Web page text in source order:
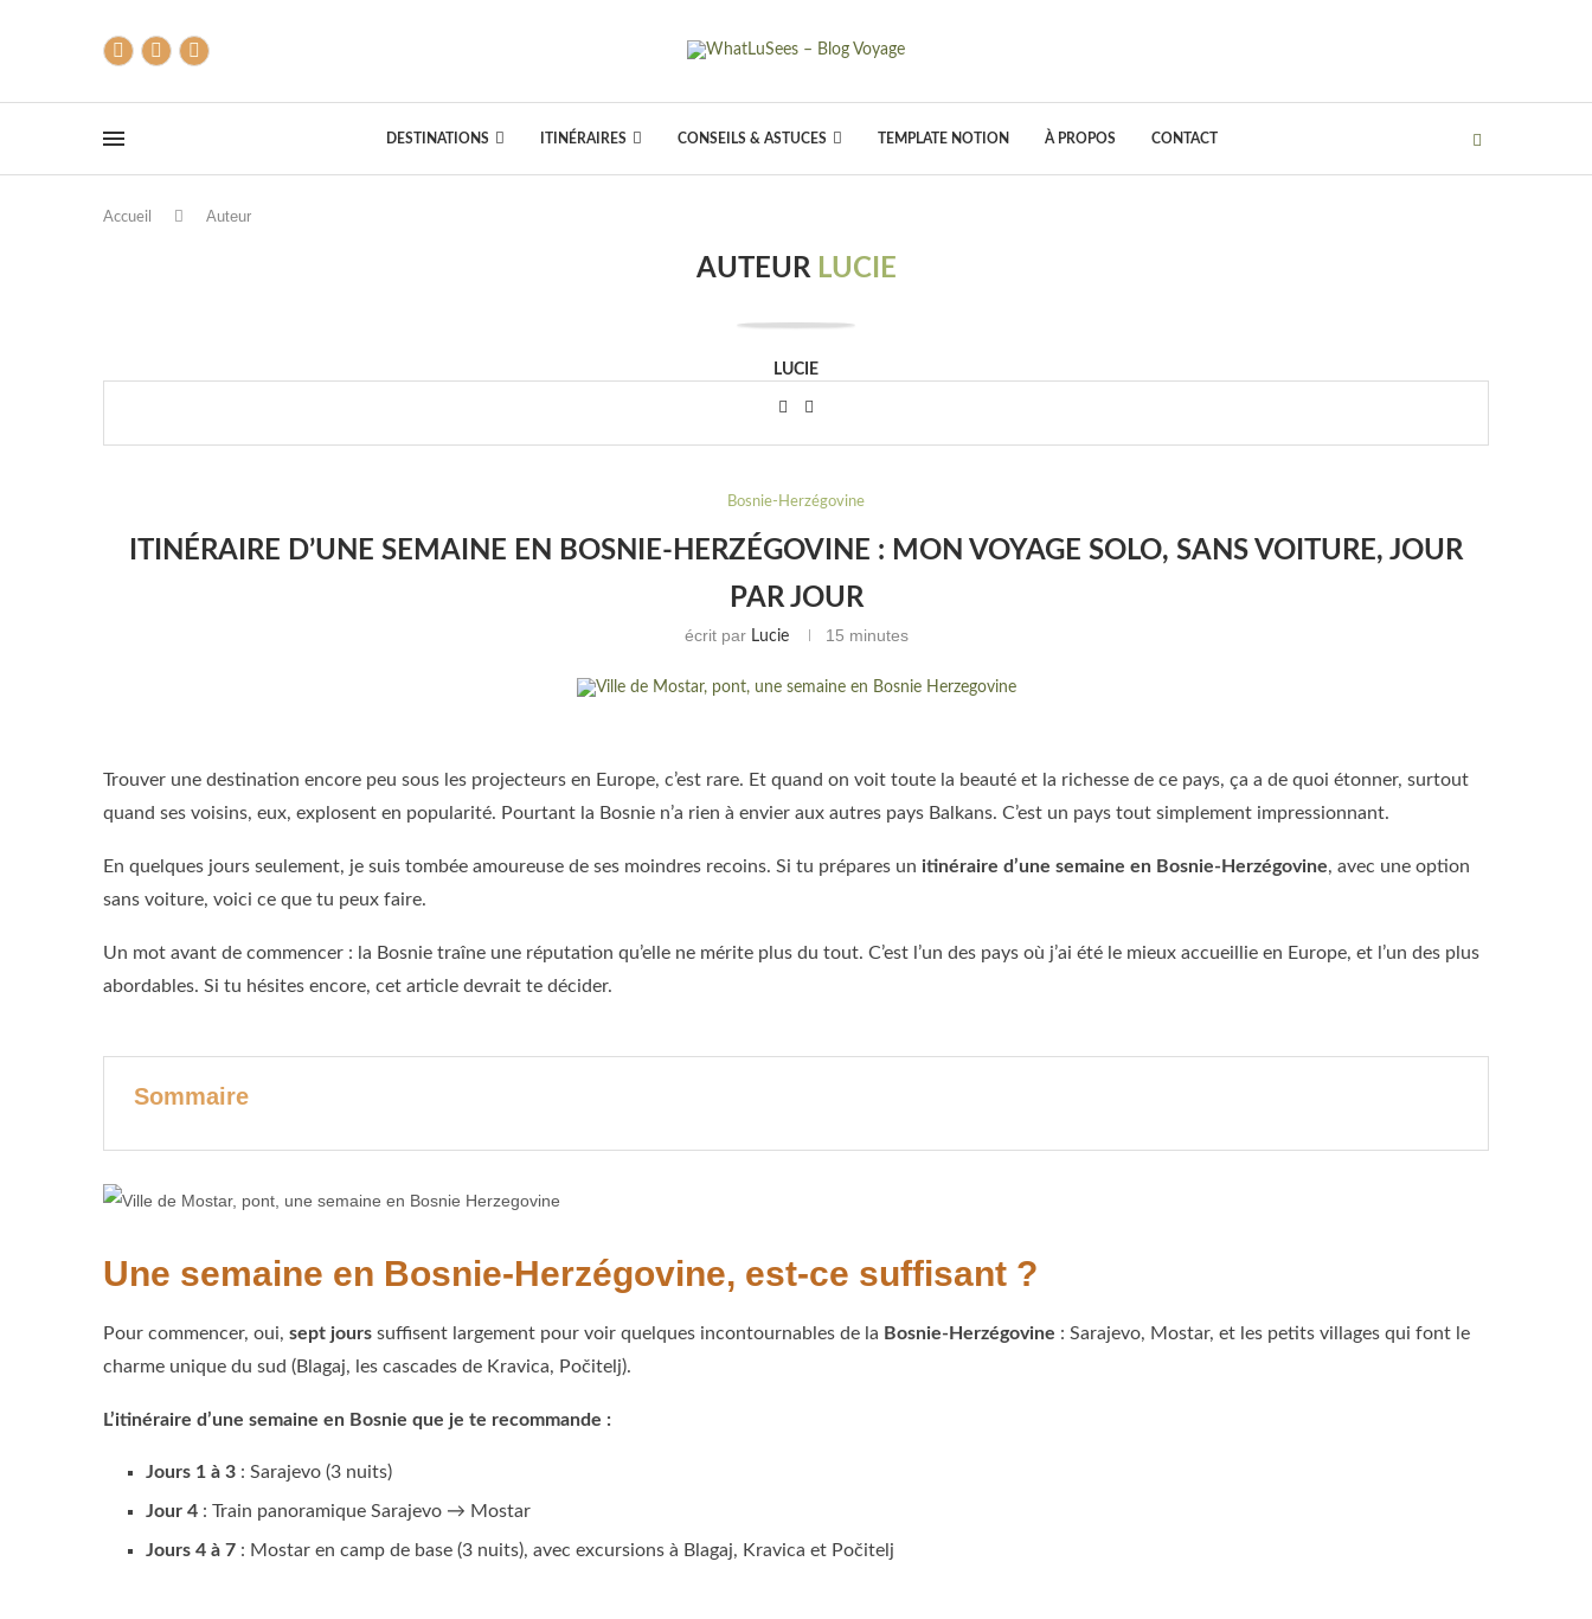
DESTINATIONS ITINÉRAIRES CONSEILS & ASTUCES TEMPLATE NOTION À PROPOS CONTACT
Accueil Auteur
AUTEUR LUCIE
LUCIE
Bosnie-Herzégovine
ITINÉRAIRE D’UNE SEMAINE EN BOSNIE-HERZÉGOVINE : MON VOYAGE SOLO, SANS VOITURE, JOUR
PAR JOUR
écrit par Lucie 15 minutes
Trouver une destination encore peu sous les projecteurs en Europe, c’est rare. Et quand on voit toute la beauté et la richesse de ce pays, ça a de quoi étonner, surtout
quand ses voisins, eux, explosent en popularité. Pourtant la Bosnie n’a rien à envier aux autres pays Balkans. C’est un pays tout simplement impressionnant.
En quelques jours seulement, je suis tombée amoureuse de ses moindres recoins. Si tu prépares un itinéraire d’une semaine en Bosnie-Herzégovine, avec une option
sans voiture, voici ce que tu peux faire.
Un mot avant de commencer : la Bosnie traîne une réputation qu’elle ne mérite plus du tout. C’est l’un des pays où j’ai été le mieux accueillie en Europe, et l’un des plus
abordables. Si tu hésites encore, cet article devrait te décider.
Sommaire
Une semaine en Bosnie-Herzégovine, est-ce suffisant ?
Pour commencer, oui, sept jours suffisent largement pour voir quelques incontournables de la Bosnie-Herzégovine : Sarajevo, Mostar, et les petits villages qui font le
charme unique du sud (Blagaj, les cascades de Kravica, Počitelj).
L’itinéraire d’une semaine en Bosnie que je te recommande :
Jours 1 à 3 : Sarajevo (3 nuits)
Jour 4 : Train panoramique Sarajevo → Mostar
Jours 4 à 7 : Mostar en camp de base (3 nuits), avec excursions à Blagaj, Kravica et Počitelj